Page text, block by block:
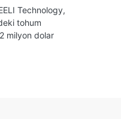
Technology,
tohum
milyon dolar